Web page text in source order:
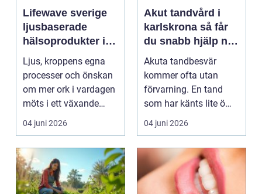
Lifewave sverige
ljusbaserade
hälsoprodukter i
fokus
Ljus, kroppens egna
processer och önskan
om mer ork i vardagen
möts i ett växande
intresse för fotot...
04 juni 2026
Akut tandvård i
karlskrona så får
du snabb hjälp när
tanden krisar
Akuta tandbesvär
kommer ofta utan
förvarning. En tand
som har känts lite öm
kan plötsligt göra så
on...
04 juni 2026